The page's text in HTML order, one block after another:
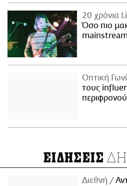
20 χρόνια
Όσο πιο
mainstream
Οπτική
τους
ΕΙΔΗΣΕΙΣ
Διεθνή